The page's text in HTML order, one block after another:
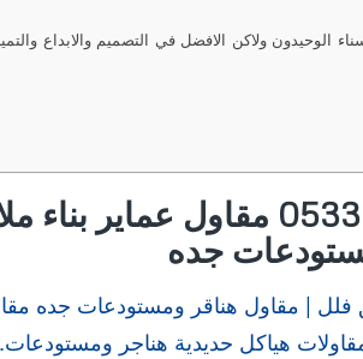
الوحيدون ولاكن الافضل في التصميم والابداع
مقاول معماري جده 0533819888 مقاول
جده
فلل | مقاول هناقر ومستودعات جده
هياكل حديدية هناجر ومستودعات.